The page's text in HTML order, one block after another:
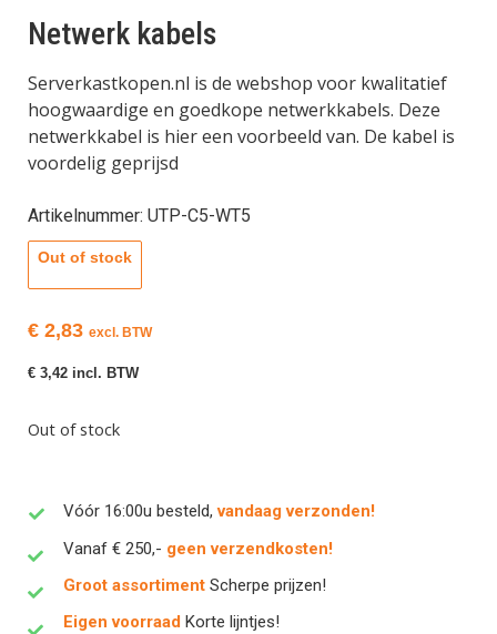
Netwerk kabels
Serverkastkopen.nl is de webshop voor kwalitatief
hoogwaardige en goedkope netwerkkabels. Deze
netwerkkabel is hier een voorbeeld van. De kabel is
voordelig geprijsd
Artikelnummer: UTP-C5-WT5
Out of stock
€ 2,83 excl. BTW
€ 3,42 incl. BTW
Out of stock
Vóór 16:00u besteld,vandaag verzonden!
Vanaf € 250,- geen verzendkosten!
Groot assortiment Scherpe prijzen!
Eigen voorraad Korte lijntjes!